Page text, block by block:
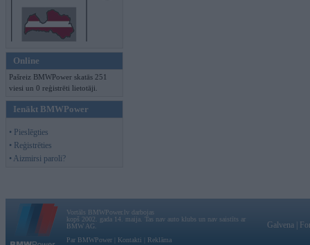
Online
Pašreiz BMWPower skatās 251
viesi un 0 reģistrēti lietotāji.
Ienākt BMWPower
• Pieslēgties
• Reģistrēties
• Aizmirsi paroli?
Vortāls BMWPower.lv darbojas
kopš 2002. gada 14. maija. Tas nav auto klubs un nav saistīts ar
BMW AG.
Par BMWPower
Kontakti Reklāma
Galvena